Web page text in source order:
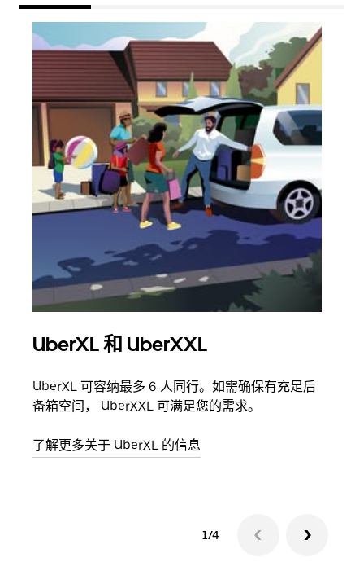
UberXL 和 UberXXL
UberXL 可容纳最多 6 人同行。如需确保有充足后
备箱空间， UberXXL 可满足您的需求。
了解更多关于 UberXL 的信息
1/4